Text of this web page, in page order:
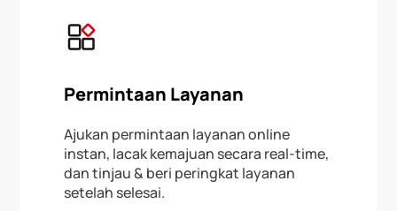
Permintaan Layanan
Ajukan permintaan layanan online
instan, lacak kemajuan secara real-time,
dan tinjau & beri peringkat layanan
setelah selesai.